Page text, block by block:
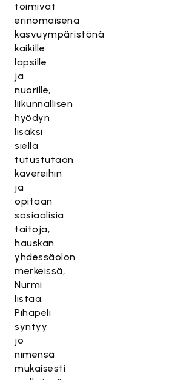
toimivat
erinomaisena
kasvuympäristönä
kaikille
lapsille
ja
nuorille,
liikunnallisen
hyödyn
lisäksi
siellä
tutustutaan
kavereihin
ja
opitaan
sosiaalisia
taitoja,
hauskan
yhdessäolon
merkeissä,
Nurmi
listaa.
Pihapeli
syntyy
jo
nimensä
mukaisesti